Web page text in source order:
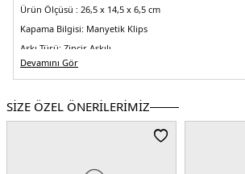
Ürün Ölçüsü : 26,5 x 14,5 x 6,5 cm
Kapama Bilgisi: Manyetik Klips
Askı Türü: Zincir Askılı
Menşei :Vietnam
5DE2HWSO7838210CLO.135
Devamını Gör
SİZE ÖZEL ÖNERİLERİMİZ